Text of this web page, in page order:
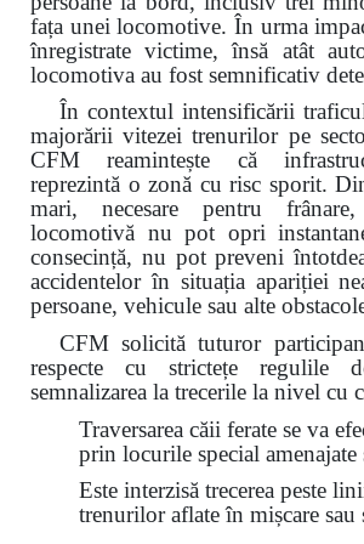
fața unei locomotive. În urma
înregistrate victime, însă atât
locomotiva au fost semnificativ
În contextul intensificării
majorării vitezei trenurilor pe
CFM reamintește că
reprezintă o zonă cu risc sporit.
mari, necesare pentru
locomotivă nu pot opri
consecință, nu pot preveni
accidentelor în situația apariției
persoane, vehicule sau alte
CFM solicită tuturor
respecte cu strictețe regulile
semnalizarea la trecerile la nivel cu
Traversarea căii ferate se va
prin locurile special amenajate
Este interzisă trecerea peste
trenurilor aflate în mișcare sau